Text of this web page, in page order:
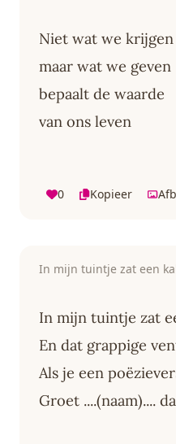
Niet wat we krijgen
maar wat we geven
bepaalt de waarde
van ons leven
0 Kopieer
In mijn tuintje zat
En dat grappige
Als je een
Groet ....(naam)....